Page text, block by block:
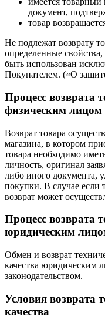
документ,
товар
Не подлежат возврату
определенные
быть использован
Покупателем. («О
Процесс возврата
физическим лицом
Возврат товара
магазина, в котором
товара необходимо
личность, оригинал
либо иного документа,
покупки. В случае если
возврат может
Процесс возврата
юридическим
Обмен и возврат
качества юридическим
законодательством.
Условия возврата
качества